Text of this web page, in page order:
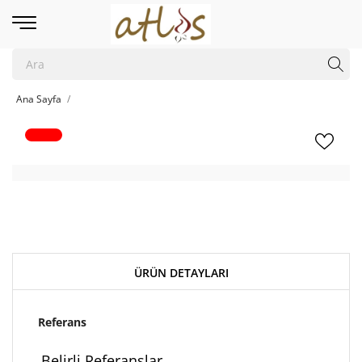
Ana Sayfa
ÜRÜN DETAYLARI
Referans